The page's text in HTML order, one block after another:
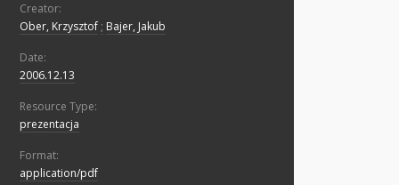
Creator:
Ober, Krzysztof ; Bajer, Jakub
Date:
2006.12.13
Resource Type:
prezentacja
Format:
application/pdf